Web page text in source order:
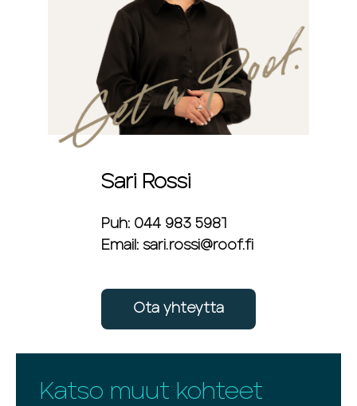
Sari Rossi
Puh: 044 983 5981
Email: sari.rossi@roof.fi
Ota yhteytta
Katso muut kohteet